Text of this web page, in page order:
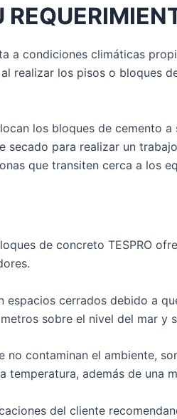
a condiciones climáticas
realizar los pisos o bloques
los bloques de cemento
para realizar un
que transiten cerca a los
de concreto TESPRO
cerrados debido a
sobre el nivel del mar y
no contaminan el ambiente,
además de una
del cliente